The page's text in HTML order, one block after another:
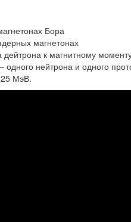
Бора
магнетонах
к магнитному
одного нейтрона и одного
МэВ.